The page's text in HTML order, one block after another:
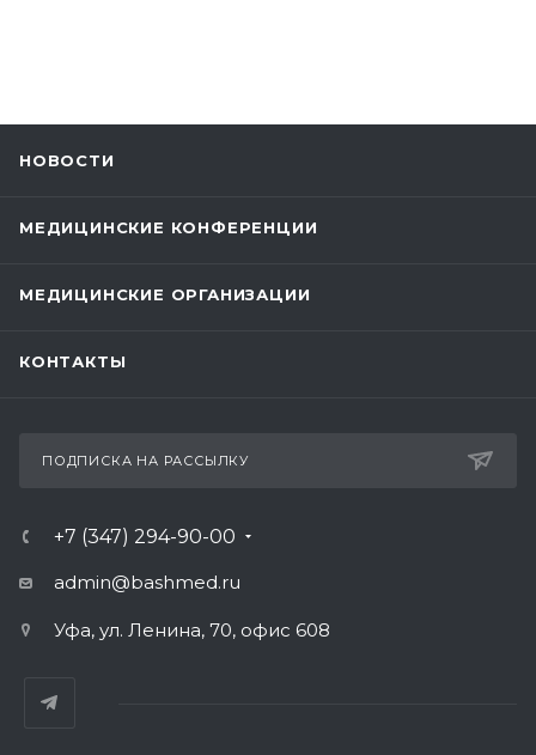
НОВОСТИ
МЕДИЦИНСКИЕ КОНФЕРЕНЦИИ
МЕДИЦИНСКИЕ ОРГАНИЗАЦИИ
КОНТАКТЫ
ПОДПИСКА НА РАССЫЛКУ
+7 (347) 294-90-00
admin@bashmed.ru
Уфа, ул. Ленина, 70, офис 608